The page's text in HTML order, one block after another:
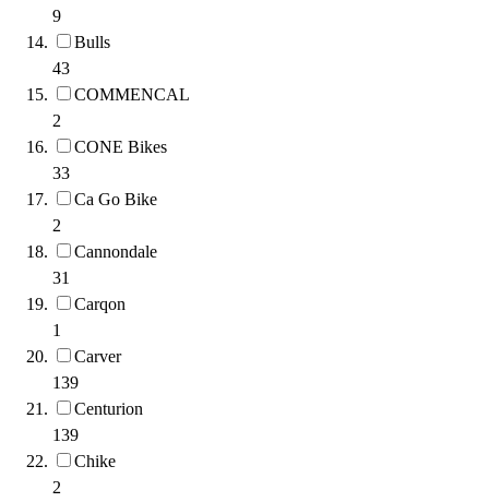
9
Bulls
43
COMMENCAL
2
CONE Bikes
33
Ca Go Bike
2
Cannondale
31
Carqon
1
Carver
139
Centurion
139
Chike
2